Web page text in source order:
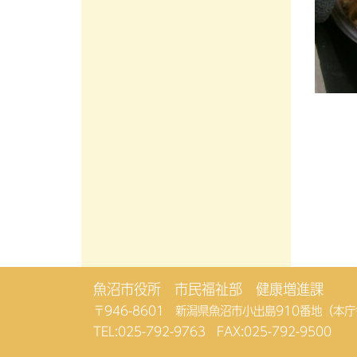
魚沼市役所 市民福祉部 健康増進課
〒946-8601 新潟県魚沼市小出島910番地（本庁
TEL:025-792-9763 FAX:025-792-9500